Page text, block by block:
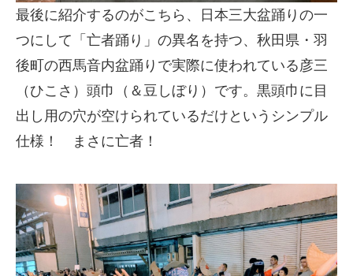
最後に紹介するのがこちら、日本三大盆踊りの一
つにして「亡者踊り」の異名を持つ、秋田県・羽
後町の西馬音内盆踊りで実際に使われている彦三
（ひこさ）頭巾（＆豆しぼり）です。黒頭巾に目
出し用の穴が空けられているだけというシンプル
仕様！ まさに亡者！